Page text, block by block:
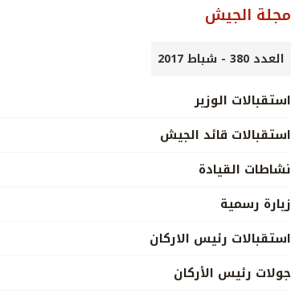
مجلة الجيش
العدد 380 - شباط 2017
استقبالات الوزير
استقبالات قائد الجيش
نشاطات القيادة
زيارة رسمية
استقبالات رئيس الاركان
جولات رئيس الأركان